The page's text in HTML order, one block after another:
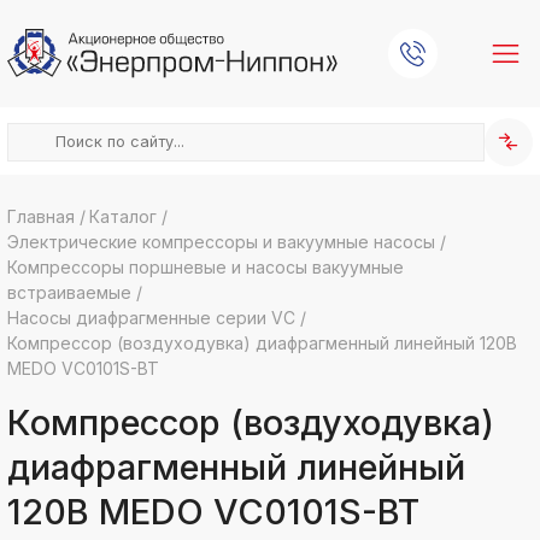
k
ksldkfjsdlfkjsls;ldfkgjsdl;kfkфыва
k
ksldkfjsdlfkjsls;ldfkgjsdl;kfkфыва
k
ksldkfjsdlfkjsls;ldfkgjsdl;kfkфыва
ksldkfjsdlfkjsls;ldfkgjsdl;kfkфыва
k
ksldkfjsdlfkjsls;ldfkgjsdl;kfkфыва
k
ksldkfjsdlfkjsls;ldfkgjsdl;kfkфыва
Главная / Каталог /
Электрические компрессоры и вакуумные насосы /
Компрессоры поршневые и насосы вакуумные
встраиваемые /
Насосы диафрагменные серии VC /
Компрессор (воздуходувка) диафрагменный линейный 120В
MEDO VC0101S-BT
Компрессор (воздуходувка)
диафрагменный линейный
120В MEDO VC0101S-BT